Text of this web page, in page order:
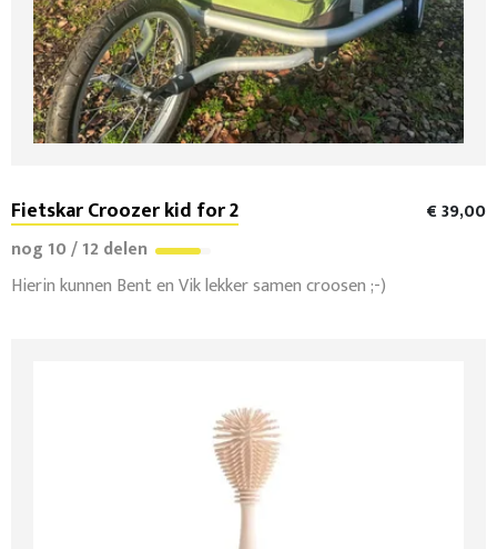
Fietskar Croozer kid for 2
€ 39,00
nog 10 / 12 delen
Hierin kunnen Bent en Vik lekker samen croosen ;-)